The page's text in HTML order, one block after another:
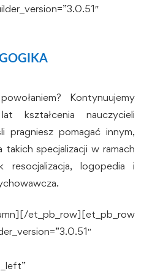
Kontynuujemy
kształcenia nauczycieli
pragniesz pomagać innym,
specjalizacji w ramach
resocjalizacja, logopedia i
et_pb_row][et_pb_row